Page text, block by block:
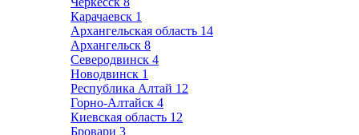
Карачаевск 1
Архангельская область 14
Архангельск 8
Северодвинск 4
Новодвинск 1
Республика Алтай 12
Горно-Алтайск 4
Киевская область 12
Бровари 3